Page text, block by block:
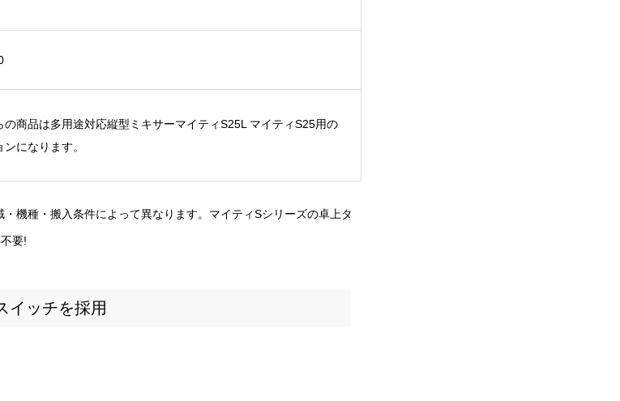
商品は多用途対応縦型ミキサーマイティS25L マイティS25用の
ンになります。
機種・搬入条件によって異なります。マイティSシリーズの卓上タ
要!
イッチを採用